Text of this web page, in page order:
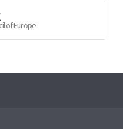
of Europe